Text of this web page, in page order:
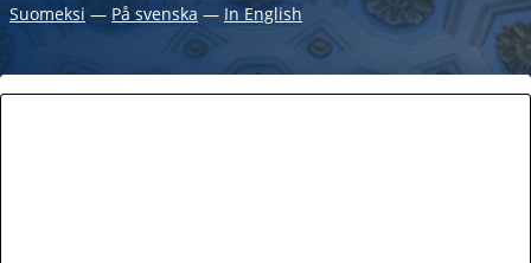
Suomeksi ― På svenska ― In English